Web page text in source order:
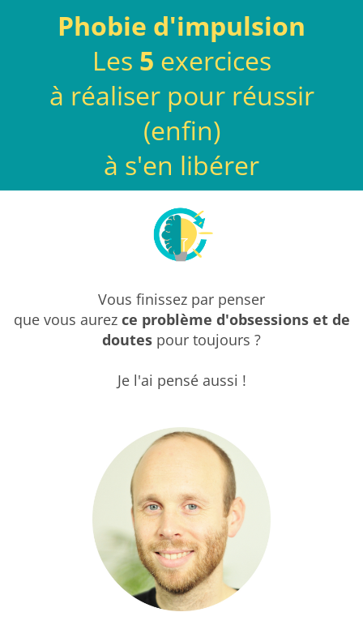
Phobie d'impulsion
Les 5 exercices
à réaliser pour réussir
(enfin)
à s'en libérer
Vous finissez par penser
que vous aurez ce problème d'obsessions et de
doutes pour toujours ?
Je l'ai pensé aussi !